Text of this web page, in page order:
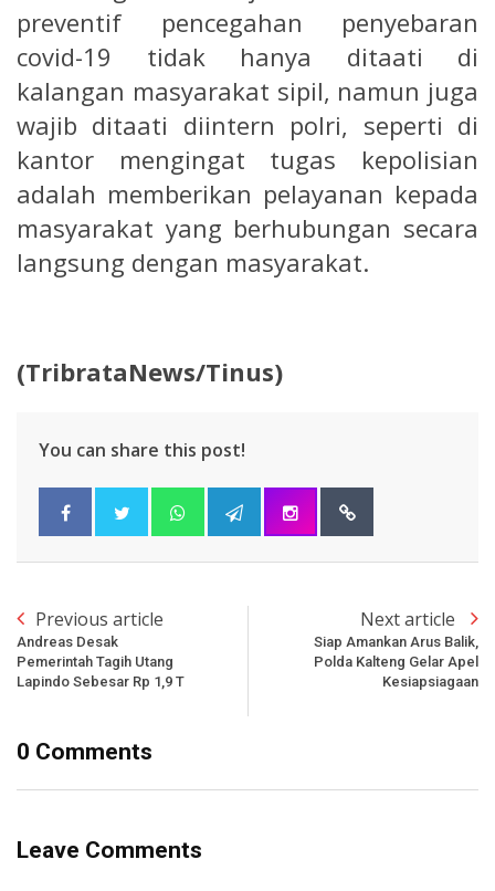
preventif pencegahan penyebaran
covid-19 tidak hanya ditaati di
kalangan masyarakat sipil, namun juga
wajib ditaati diintern polri, seperti di
kantor mengingat tugas kepolisian
adalah memberikan pelayanan kepada
masyarakat yang berhubungan secara
langsung dengan masyarakat.
(TribrataNews/Tinus)
You can share this post!
Previous article
Andreas Desak
Pemerintah Tagih Utang
Lapindo Sebesar Rp 1,9 T
Next article
Siap Amankan Arus Balik,
Polda Kalteng Gelar Apel
Kesiapsiagaan
0 Comments
Leave Comments